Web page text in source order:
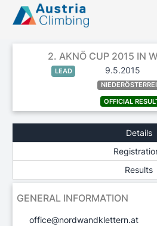
2. AKNÖ CUP 2015 IN
LEAD 9.5.2015
OFFICIAL
Details
Results
GENERAL INFORMATION
office@nordwandklettern.at